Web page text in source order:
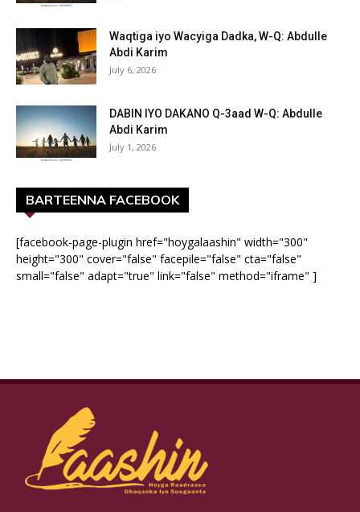
Waqtiga iyo Wacyiga Dadka, W-Q: Abdulle
Abdi Karim
July 6, 2026
DABIN IYO DAKANO Q-3aad W-Q: Abdulle
Abdi Karim
July 1, 2026
BARTEENNA FACEBOOK
[facebook-page-plugin href="hoygalaashin" width="300"
height="300" cover="false" facepile="false" cta="false"
small="false" adapt="true" link="false" method="iframe" ]